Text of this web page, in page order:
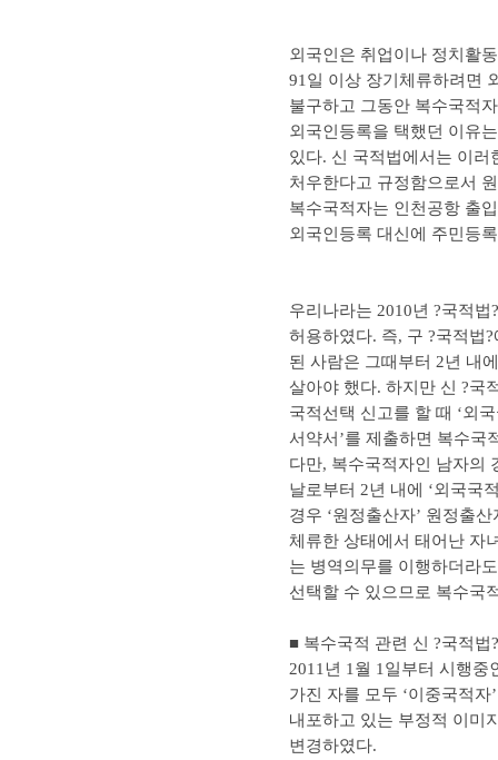
외국인은 취업이나 정치활
91일 이상 장기체류하려면
불구하고 그동안 복수국적
외국인등록을 택했던 이유
있다. 신 국적법에서는 이
처우한다고 규정함으로서
복수국적자는 인천공항 출
외국인등록 대신에 주민등
우리나라는 2010년 ?국적
허용하였다. 즉, 구 ?국적법
된 사람은 그때부터 2년 내
살아야 했다. 하지만 신 ?국
국적선택 신고를 할 때 ‘외
서약서’를 제출하면 복수국
다만, 복수국적자인 남자의
날로부터 2년 내에 ‘외국국
경우 ‘원정출산자’ 원정출
체류한 상태에서 태어난 자
는 병역의무를 이행하더라
선택할 수 있으므로 복수국
■ 복수국적 관련 신 ?국적법
2011년 1월 1일부터 시행중
가진 자를 모두 ‘이중국적
내포하고 있는 부정적 이미
변경하였다.